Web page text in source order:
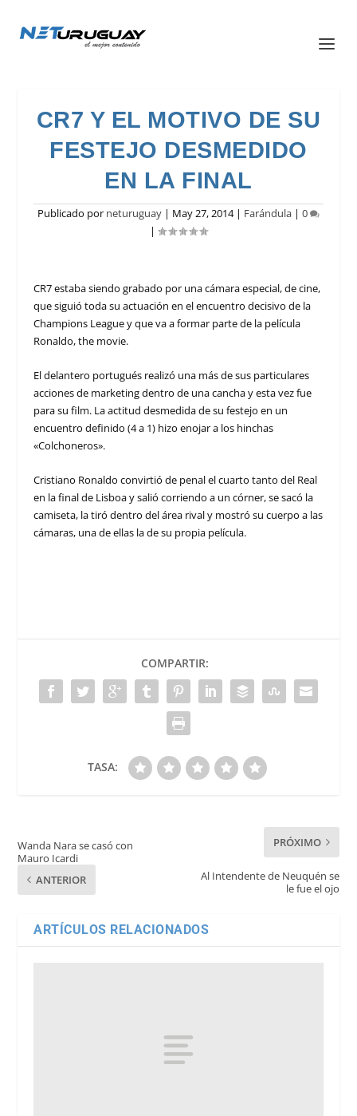
CR7 Y EL MOTIVO DE SU
FESTEJO DESMEDIDO
EN LA FINAL
Publicado por neturuguay | May 27, 2014| Farándula | 0
|
CR7 estaba siendo grabado por una cámara especial, de cine,
que siguió toda su actuación en el encuentro decisivo de la
Champions League y que va a formar parte de la película
Ronaldo, the movie.
El delantero portugués realizó una más de sus particulares
acciones de marketing dentro de una cancha y esta vez fue
para su film. La actitud desmedida de su festejo en un
encuentro definido (4 a 1) hizo enojar a los hinchas
«Colchoneros».
Cristiano Ronaldo convirtió de penal el cuarto tanto del Real
en la final de Lisboa y salió corriendo a un córner, se sacó la
camiseta, la tiró dentro del área rival y mostró su cuerpo a las
cámaras, una de ellas la de su propia película.
COMPARTIR:
TASA:
Wanda Nara se casó con
Mauro Icardi
ANTERIOR
PRÓXIMO
Al Intendente de Neuquén se
le fue el ojo
ARTÍCULOS RELACIONADOS